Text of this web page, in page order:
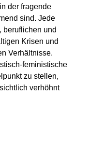
der fragende
sind. Jede
beruflichen und
Krisen und
Verhältnisse.
feministische
zu stellen,
verhöhnt